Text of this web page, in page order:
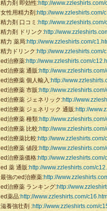
精力剤 即効性:http://www.zzleshirts.com/
女性用精力剤:http://www.zzleshirts.com/
精力剤 口コミ:http://www.zzleshirts.com/
精力剤 ドリンク:http://
精力 薬局:http://www.zzleshirts.com/
精力ドリンク:http://www.zzleshirts.com/
ed治療薬:http://www.zzleshirts.com/
ed治療薬 通販:http://www.zzleshirts.com/
ed治療薬 個人輸入:http://
ed治療薬 市販:http://www.zzleshirts.com/
ed治療薬 ジェネリック:http://
ed治療薬 ジェネリック 通販:http://
ed治療薬 種類:http://www.zzleshirts.com/
ed治療薬 比較:http://www.zzleshirts.com/
ed治療薬比較:http://www.zzleshirts.com/
ed治療薬 値段:http://www.zzleshirts.com/
ed治療薬価格:http://www.zzleshirts.com/
ed 薬 通販:http://www.zzleshirts.com/
最強のed治療薬:http://
ed治療薬 ランキング:http://
ed薬品:http://www.zzleshirts.com/
滋養強壮剤 :http://www.zzleshirts.com/